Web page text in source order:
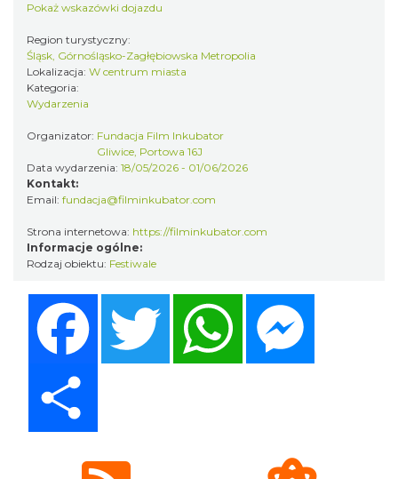
Coś z niczego - organizery z tektury, z
makramy...
Rybnik
21.65 km
Warsztat gry na flecie indiańskim –
pierwsze kroki w świecie melodii
Rybnik
2026-09-10
21.65 km
Pokaż wskazówki dojazdu
Region turystyczny:
Śląsk, Górnośląsko-Zagłębiowska Metropolia
Lokalizacja: W centrum miasta
Kategoria:
Wydarzenia
Organizator: Fundacja Film Inkubator
Gliwice, Portowa 16J
Data wydarzenia: 18/05/2026 - 01/06/2026
Kontakt:
Email: fundacja@filminkubator.com
Strona internetowa: https://filminkubator.com
Informacje ogólne:
Rodzaj obiektu: Festiwale
Twitter WhatsApp